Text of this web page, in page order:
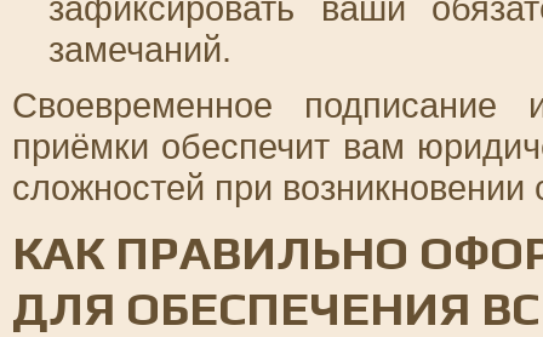
замечаний.
Своевременное
приёмки обеспечит вам
сложностей при возникновении
КАК ПРАВИЛЬНО
ДЛЯ ОБЕСПЕЧЕНИЯ